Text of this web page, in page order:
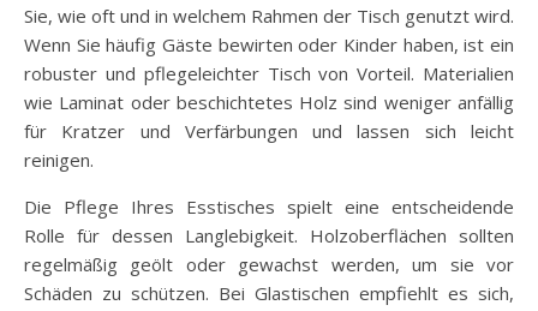
Sie, wie oft und in welchem Rahmen der Tisch genutzt wird.
Wenn Sie häufig Gäste bewirten oder Kinder haben, ist ein
robuster und pflegeleichter Tisch von Vorteil. Materialien
wie Laminat oder beschichtetes Holz sind weniger anfällig
für Kratzer und Verfärbungen und lassen sich leicht
reinigen.
Die Pflege Ihres Esstisches spielt eine entscheidende
Rolle für dessen Langlebigkeit. Holzoberflächen sollten
regelmäßig geölt oder gewachst werden, um sie vor
Schäden zu schützen. Bei Glastischen empfiehlt es sich,